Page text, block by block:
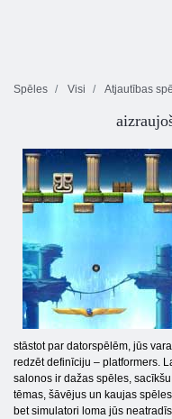
Spēles Visi Atjautības
stāstot par datorspēlēm, jūs
redzēt definīciju – platformers.
salonos ir dažas spēles, sacīkšu
tēmas, šāvējus un kaujas
bet simulatori loma jūs